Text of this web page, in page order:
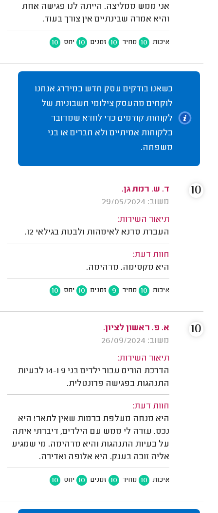
אני ממש ממליצה. הייתה לנו פגישה אחת
והיא אמרה שבינתיים אין צורך בעוד.
איכות 10 מחיר 10 זמנים 10 יחס 10
כשאנו בודקים עסק חדש במידרג אנחנו
לוקחים מהעסק צילומי חשבוניות של
לקוחות קודמים כדי לוודא שמדובר
בלקוחות אמיתיים ולא חברים או בני
משפחה.
ד. ש. רמת גן.
משוב: 29/05/2024
תיאור השירות:
העברת סדנא לאימהות ולבנות בגילאי 12.
חוות דעת:
היא מקסימה. מדהימה.
איכות 10 מחיר 9 זמנים 10 יחס 10
10
א. פ. ראשון לציון.
משוב: 26/09/2024
תיאור השירות:
הדרכת הורים עבור ילדים בני 9 ו-14 לבעיות
התנהגות בפגישה פרונטלית.
חוות דעת:
היא מנחה מעלפת ברמות שאין לתאר! היא
נכס. עזרה לי ממש עם הילדים, דיברתי איתה
על בעיות התנהגות והיא מדהימה. מי שמגיע
אליה זוכה בענק. היא אלופה ואדירה.
איכות 10 מחיר 10 זמנים 10 יחס 10
10